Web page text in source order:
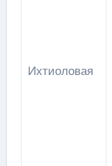
Ихтиоловая